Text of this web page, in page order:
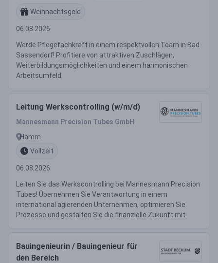
Weihnachtsgeld
06.08.2026
Werde Pflegefachkraft in einem respektvollen Team in Bad
Sassendorf! Profitiere von attraktiven Zuschlägen,
Weiterbildungsmöglichkeiten und einem harmonischen
Arbeitsumfeld.
Leitung Werkscontrolling (w/m/d)
Mannesmann Precision Tubes GmbH
Hamm
Vollzeit
06.08.2026
Leiten Sie das Werkscontrolling bei Mannesmann Precision
Tubes! Übernehmen Sie Verantwortung in einem
international agierenden Unternehmen, optimieren Sie
Prozesse und gestalten Sie die finanzielle Zukunft mit.
Bauingenieurin / Bauingenieur für
den Bereich